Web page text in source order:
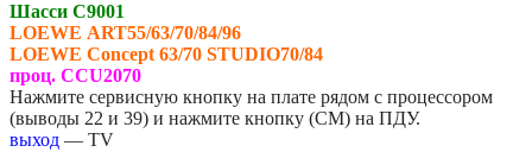
Шасси C9001
LOEWE ART55/63/70/84/96
LOEWE Concept 63/70 STUDIO70/84
проц. CCU2070
Нажмите сервисную кнопку на плате рядом с процессором
(выводы 22 и 39) и нажмите кнопку (СМ) на ПДУ.
выход — TV